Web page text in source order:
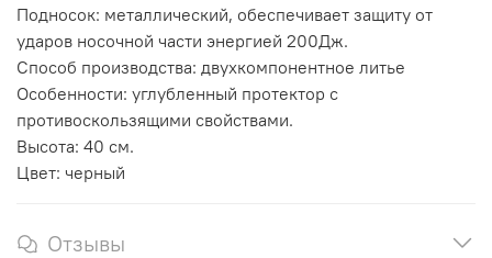
Подносок: металлический, обеспечивает защиту от
ударов носочной части энергией 200Дж.
Способ производства: двухкомпонентное литье
Особенности: углубленный протектор с
противоскользящими свойствами.
Высота: 40 см.
Цвет: черный
Отзывы